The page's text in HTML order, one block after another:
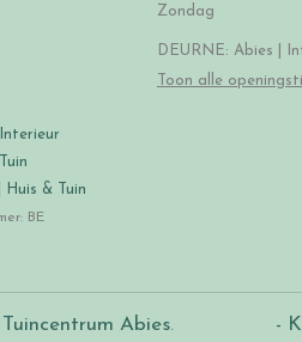
& Tuin
BE
Zondag
DEURNE: Abies |
Toon alle
Abies. -